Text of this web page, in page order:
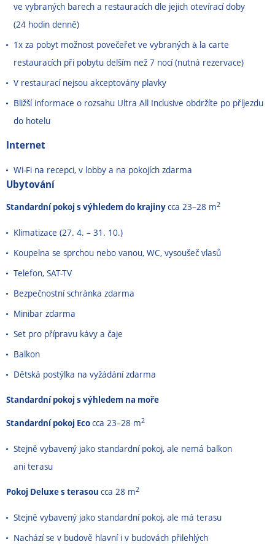
ve vybraných barech a restauracích dle jejich otevírací doby
(24 hodin denně)
1x za pobyt možnost povečeřet ve vybraných à la carte
restauracích při pobytu delším než 7 nocí (nutná rezervace)
V restaurací nejsou akceptovány plavky
Bližší informace o rozsahu Ultra All Inclusive obdržíte po příjezdu
do hotelu
Internet
Wi-Fi na recepci, v lobby a na pokojích zdarma
Ubytování
Standardní pokoj s výhledem do krajinycca 23–28 m2
Klimatizace (27. 4. – 31. 10.)
Koupelna se sprchou nebo vanou, WC, vysoušeč vlasů
Telefon, SAT-TV
Bezpečnostní schránka zdarma
Minibar zdarma
Set pro přípravu kávy a čaje
Balkon
Dětská postýlka na vyžádání zdarma
Standardní pokoj s výhledem na moře
Standardní pokoj Ecocca 23–28 m2
Stejně vybavený jako standardní pokoj, ale nemá balkon
ani terasu
Pokoj Deluxe s terasou cca 28 m2
Stejně vybavený jako standardní pokoj, ale má terasu
Nachází se v budově hlavní i v budovách přilehlých